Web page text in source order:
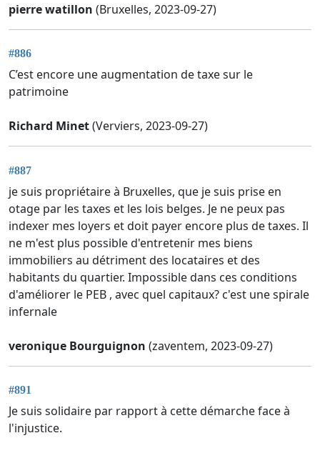
pierre watillon (Bruxelles, 2023-09-27)
#886
C’est encore une augmentation de taxe sur le
patrimoine
Richard Minet(Verviers, 2023-09-27)
#887
je suis propriétaire à Bruxelles, que je suis prise en
otage par les taxes et les lois belges. Je ne peux pas
indexer mes loyers et doit payer encore plus de taxes. Il
ne m'est plus possible d'entretenir mes biens
immobiliers au détriment des locataires et des
habitants du quartier. Impossible dans ces conditions
d'améliorer le PEB , avec quel capitaux? c'est une spirale
infernale
veronique Bourguignon (zaventem, 2023-09-27)
#891
Je suis solidaire par rapport à cette démarche face à
l'injustice.